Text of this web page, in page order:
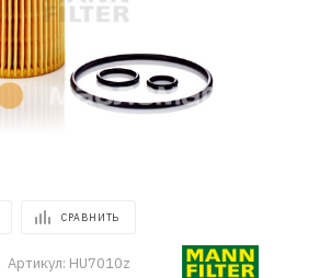
СРАВНИТЬ
Артикул: HU7010z